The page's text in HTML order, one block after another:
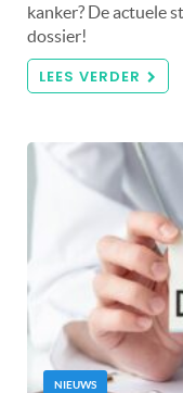
kanker? De actuele
dossier!
LEES VERDER
NIEUWS